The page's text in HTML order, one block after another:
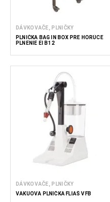
DÁVKOVAČE, PLNIČKY
PLNIČKA BAG IN BOX PRE HORÚCE
PLNENIE EI B12
DÁVKOVAČE, PLNIČKY
VÁKUOVÁ PLNIČKA FLIAŠ VFB